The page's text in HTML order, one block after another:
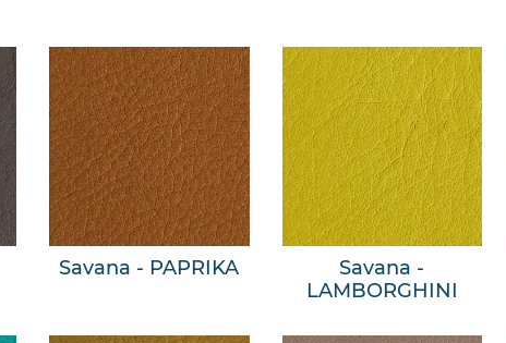
Savana - PAPRIKA
Savana -
LAMBORGHINI